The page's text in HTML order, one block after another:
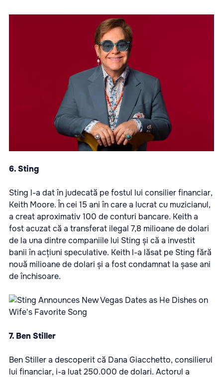
6. Sting
Sting l-a dat în judecată pe fostul lui consilier financiar,
Keith Moore. În cei 15 ani în care a lucrat cu muzicianul,
a creat aproximativ 100 de conturi bancare. Keith a
fost acuzat că a transferat ilegal 7,8 milioane de dolari
de la una dintre companiile lui Sting și că a investit
banii în acțiuni speculative. Keith l-a lăsat pe Sting fără
nouă milioane de dolari și a fost condamnat la șase ani
de închisoare.
7. Ben Stiller
Ben Stiller a descoperit că Dana Giacchetto, consilierul
lui financiar, i-a luat 250.000 de dolari. Actorul a